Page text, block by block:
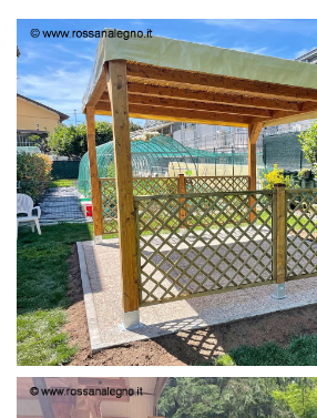
PERGOLA 4X3